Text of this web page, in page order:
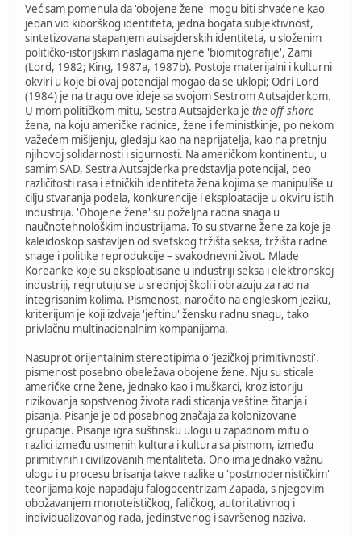
Već sam pomenula da 'obojene žene' mogu biti shvaćene kao
jedan vid kiborškog identiteta, jedna bogata subjektivnost,
sintetizovana stapanjem autsajderskih identiteta, u složenim
političko-istorijskim naslagama njene 'biomitografije', Zami
(Lord, 1982; King, 1987a, 1987b). Postoje materijalni i kulturni
okviri u koje bi ovaj potencijal mogao da se uklopi; Odri Lord
(1984) je na tragu ove ideje sa svojom Sestrom Autsajderkom.
U mom političkom mitu, Sestra Autsajderka je the off-shore
žena, na koju američke radnice, žene i feministkinje, po nekom
važećem mišljenju, gledaju kao na neprijatelja, kao na pretnju
njihovoj solidarnosti i sigurnosti. Na američkom kontinentu, u
samim SAD, Sestra Autsajderka predstavlja potencijal, deo
različitosti rasa i etničkih identiteta žena kojima se manipuliše u
cilju stvaranja podela, konkurencije i eksploatacije u okviru istih
industrija. 'Obojene žene' su poželjna radna snaga u
naučnotehnološkim industrijama. To su stvarne žene za koje je
kaleidoskop sastavljen od svetskog tržišta seksa, tržišta radne
snage i politike reprodukcije – svakodnevni život. Mlade
Koreanke koje su eksploatisane u industriji seksa i elektronskoj
industriji, regrutuju se u srednjoj školi i obrazuju za rad na
integrisanim kolima. Pismenost, naročito na engleskom jeziku,
kriterijum je koji izdvaja 'jeftinu' žensku radnu snagu, tako
privlačnu multinacionalnim kompanijama.
Nasuprot orijentalnim stereotipima o 'jezičkoj primitivnosti',
pismenost posebno obeležava obojene žene. Nju su sticale
američke crne žene, jednako kao i muškarci, kroz istoriju
rizikovanja sopstvenog života radi sticanja veštine čitanja i
pisanja. Pisanje je od posebnog značaja za kolonizovane
grupacije. Pisanje igra suštinsku ulogu u zapadnom mitu o
razlici između usmenih kultura i kultura sa pismom, između
primitivnih i civilizovanih mentaliteta. Ono ima jednako važnu
ulogu i u procesu brisanja takve razlike u 'postmodernističkim'
teorijama koje napadaju falogocentrizam Zapada, s njegovim
obožavanjem monoteističkog, faličkog, autoritativnog i
individualizovanog rada, jedinstvenog i savršenog naziva.